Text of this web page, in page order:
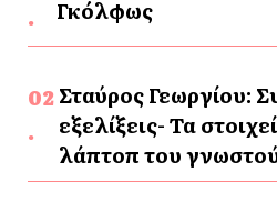
Γκόλφως
Σταύρος Γεωργίου:
εξελίξεις- Τα
λάπτοπ του